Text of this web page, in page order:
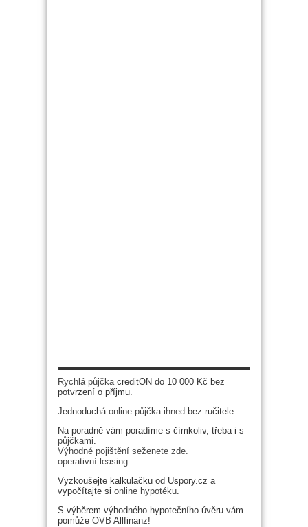
Rychlá půjčkacreditON do 10 000 Kč bez
potvrzení o příjmu.
Jednoduchá online půjčka ihned bez ručitele.
Na poradně vám poradíme s čímkoliv, třeba i s
půjčkami.
Výhodné pojištění seženete zde.
operativní leasing
Vyzkoušejte kalkulačku od Uspory.cz a
vypočítajte si online hypotéku.
S výběrem výhodného hypotečního úvěru vám
pomůže OVB Allfinanz!